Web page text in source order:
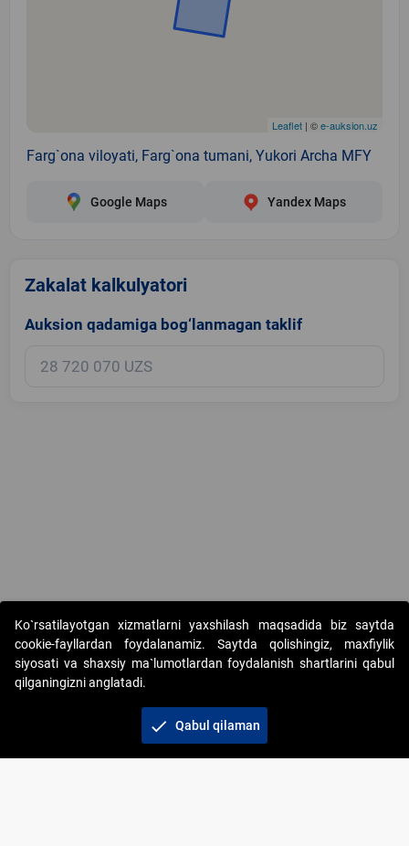
Leaflet | ©e-auksion.uz
Farg`ona viloyati, Farg`ona tumani, Yukori Archa MFY
Google Maps Yandex Maps
Zakalat kalkulyatori
Auksion qadamiga bog‘lanmagan taklif
Copyright © 2017-2026. "Elektron onlayn-auksionlarni tashkil etish"
AJ. Barcha huquqlar himoyalangan
+998 71 202-21-11
Ko`rsatilayotgan xizmatlarni yaxshilash maqsadida biz saytda
cookie-fayllardan foydalanamiz. Saytda qolishingiz, maxfiylik
siyosati va shaxsiy ma`lumotlardan foydalanish shartlarini qabul
qilganingizni anglatadi.
check Qabul qilaman